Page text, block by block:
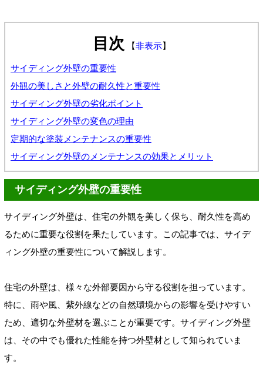
目次 【非表示】
サイディング外壁の重要性
外観の美しさと外壁の耐久性と重要性
サイディング外壁の劣化ポイント
サイディング外壁の変色の理由
定期的な塗装メンテナンスの重要性
サイディング外壁のメンテナンスの効果とメリット
サイディング外壁の重要性
サイディング外壁は、住宅の外観を美しく保ち、耐久性を高め
るために重要な役割を果たしています。この記事では、サイデ
ィング外壁の重要性について解説します。
住宅の外壁は、様々な外部要因から守る役割を担っています。
特に、雨や風、紫外線などの自然環境からの影響を受けやすい
ため、適切な外壁材を選ぶことが重要です。サイディング外壁
は、その中でも優れた性能を持つ外壁材として知られていま
す。